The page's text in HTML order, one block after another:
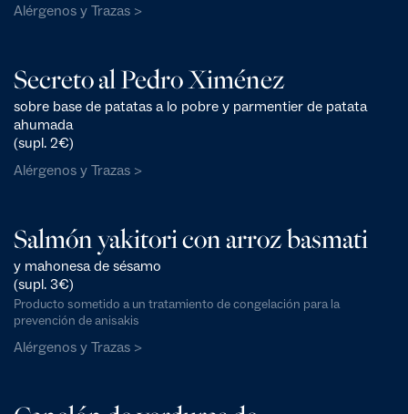
Alérgenos y Trazas >
Secreto al Pedro Ximénez
sobre base de patatas a lo pobre y parmentier de patata
ahumada
(supl. 2€)
Alérgenos y Trazas >
Salmón yakitori con arroz basmati
y mahonesa de sésamo
(supl. 3€)
Producto sometido a un tratamiento de congelación para la
prevención de anisakis
Alérgenos y Trazas >